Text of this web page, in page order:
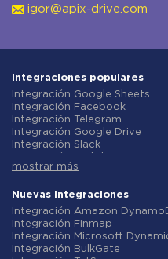
igor@apix-drive.com
Integraciones populares
Integración Google Sheets
Integración Facebook
Integración Telegram
Integración Google Drive
Integración Slack
Integración Gmail
Integración ClickUp
Integración Airtable
Integración Google Contacts
Integración OpenAI
Integración Instagram
mostrar más
Nuevas integraciones
Integración Amazon
Integración Finmap
Integración Microsoft
Integración BulkGate